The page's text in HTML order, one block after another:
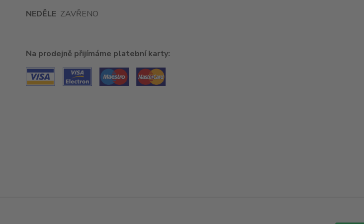
NEDĚLE ZAVŘENO
Na prodejně přijímáme platební karty: